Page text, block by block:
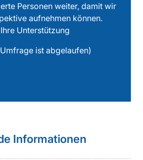
Personen weiter, damit wir
aufnehmen können.
Unterstützung
ist abgelaufen)
Informationen